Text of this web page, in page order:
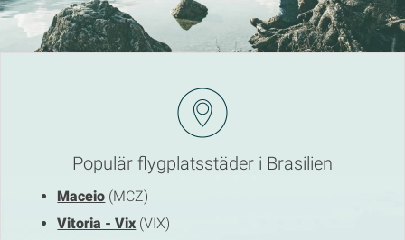
Populär flygplatsstäder i Brasilien
Maceio (MCZ)
Vitoria - Vix (VIX)